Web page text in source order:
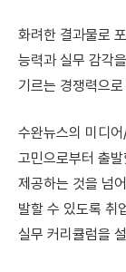
화려한 결과물로
능력과 실무 감각
기르는 경쟁력으
수완뉴스의 미디
고민으로부터 출
제공하는 것을 넘
발할 수 있도록 취
실무 커리큘럼을